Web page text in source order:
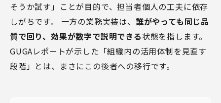
そうか試す」ことが目的で、担当者個人の工夫に依存
しがちです。 一方の業務実装は、 誰がやっても同じ品
質で回り、効果が数字で説明できる状態を指します。
GUGAレポートが示した「組織内の活用体制を見直す
段階」とは、まさにこの後者への移行です。